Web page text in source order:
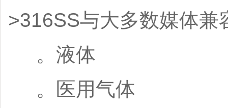
>316SS与大多数媒体
。液体
。医用气体